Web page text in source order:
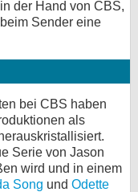
der Hand von CBS,
Sender eine
bei CBS haben
als
Serie von Jason
wird und in einem
Song und Odette